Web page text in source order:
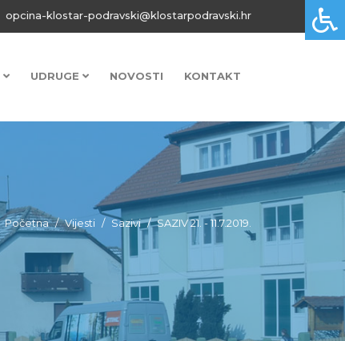
opcina-klostar-podravski@klostarpodravski.hr
UDRUGE NOVOSTI KONTAKT
Početna Vijesti Sazivi SAZIV 21. - 11.7.2019.